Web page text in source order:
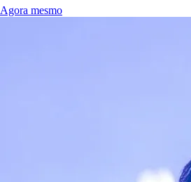
Agora mesmo